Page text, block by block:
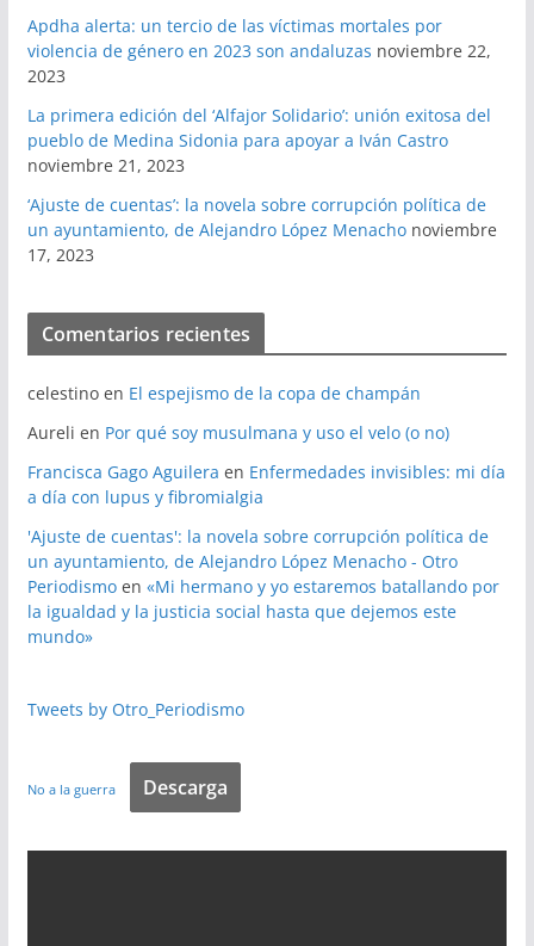
Apdha alerta: un tercio de las víctimas mortales por
violencia de género en 2023 son andaluzas noviembre 22,
2023
La primera edición del ‘Alfajor Solidario’: unión exitosa del
pueblo de Medina Sidonia para apoyar a Iván Castro
noviembre 21, 2023
‘Ajuste de cuentas’: la novela sobre corrupción política de
un ayuntamiento, de Alejandro López Menacho noviembre
17, 2023
Comentarios recientes
celestinoen El espejismo de la copa de champán
Aureli en Por qué soy musulmana y uso el velo (o no)
Francisca Gago Aguilera en Enfermedades invisibles: mi día
a día con lupus y fibromialgia
'Ajuste de cuentas': la novela sobre corrupción política de
un ayuntamiento, de Alejandro López Menacho - Otro
Periodismoen «Mi hermano y yo estaremos batallando por
la igualdad y la justicia social hasta que dejemos este
mundo»
Tweets by Otro_Periodismo
No a la guerra Descarga